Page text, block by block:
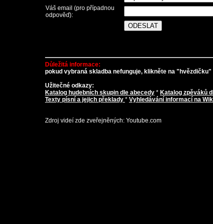
Váš email (pro případnou
odpověď):
Důležitá informace:
pokud vybraná skladba nefunguje, klikněte na
Užitečné odkazy:
Katalog hudebních skupin dle abecedy * Katalog zpěváků
Texty písní a jejich překlady * Vyhledávání informací na
Zdroj videí zde zveřejněných: Youtube.com